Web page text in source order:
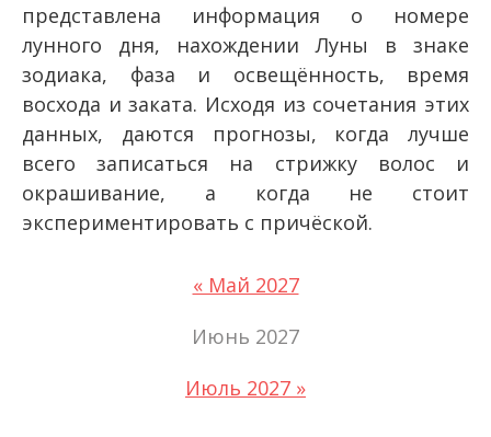
представлена информация о номере
лунного дня, нахождении Луны в знаке
зодиака, фаза и освещённость, время
восхода и заката. Исходя из сочетания этих
данных, даются прогнозы, когда лучше
всего записаться на стрижку волос и
окрашивание, а когда не стоит
экспериментировать с причёской.
« Май 2027
Июнь 2027
Июль 2027 »